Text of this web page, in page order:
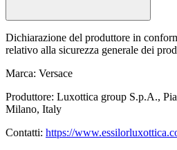
Dichiarazione del produttore in
relativo alla sicurezza generale dei
Marca: Versace
Produttore: Luxottica group S.p.A.,
Milano, Italy
Contatti: https://